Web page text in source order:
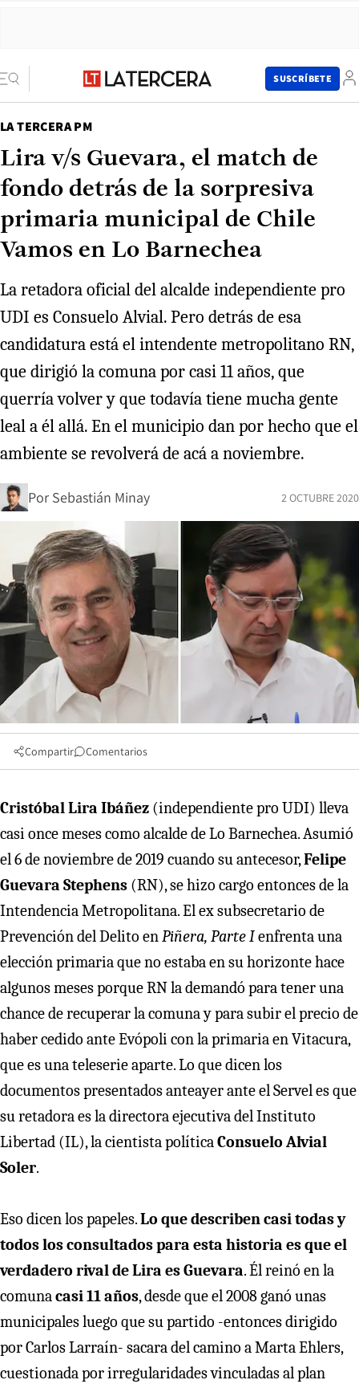
SUSCRÍBETE
LA TERCERA PM
Lira v/s Guevara, el match de
fondo detrás de la sorpresiva
primaria municipal de Chile
Vamos en Lo Barnechea
La retadora oficial del alcalde independiente pro
UDI es Consuelo Alvial. Pero detrás de esa
candidatura está el intendente metropolitano RN,
que dirigió la comuna por casi 11 años, que
querría volver y que todavía tiene mucha gente
leal a él allá. En el municipio dan por hecho que el
ambiente se revolverá de acá a noviembre.
Por Sebastián Minay 2 OCTUBRE 2020
Compartir Comentarios
Cristóbal Lira Ibáñez (independiente pro UDI) lleva
casi once meses como alcalde de Lo Barnechea. Asumió
el 6 de noviembre de 2019 cuando su antecesor,Felipe
Guevara Stephens (RN), se hizo cargo entonces de la
Intendencia Metropolitana. El ex subsecretario de
Prevención del Delito enPiñera, Parte Ienfrenta una
elección primaria que no estaba en su horizonte hace
algunos meses porque RN la demandó para tener una
chance de recuperar la comuna y para subir el precio de
haber cedido ante Evópoli con la primaria en Vitacura,
que es una teleserie aparte. Lo que dicen los
documentos presentados anteayer ante el Servel es que
su retadora es la directora ejecutiva del Instituto
Libertad (IL), la cientista políticaConsuelo Alvial
Soler.
Eso dicen los papeles.Lo que describen casi todas y
todos los consultados para esta historia es que el
verdadero rival de Lira es Guevara. Él reinó en la
comunacasi 11 años, desde que el 2008 ganó unas
municipales luego que su partido -entonces dirigido
por Carlos Larraín- sacara del camino a Marta Ehlers,
cuestionada por irregularidades vinculadas al plan